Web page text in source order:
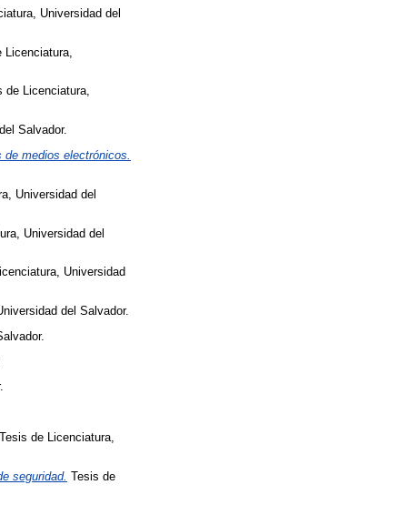
Universidad del
de Licenciatura,
Salvador.
medios electrónicos.
Universidad del
Universidad del
Universidad
del Salvador.
Tesis de Licenciatura,
seguridad. Tesis de